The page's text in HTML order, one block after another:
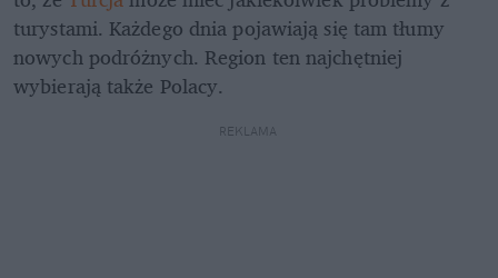
turystami. Każdego dnia pojawiają się tam tłumy
nowych podróżnych. Region ten najchętniej
wybierają także Polacy.
REKLAMA